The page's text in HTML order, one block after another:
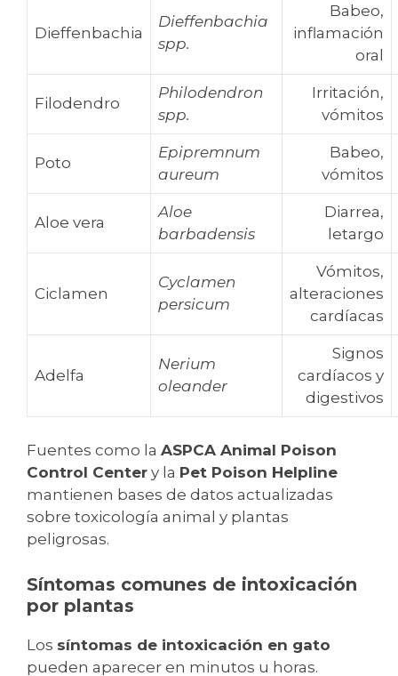
Dieffenbachia
Dieffenbachia
spp.
Babeo,
inflamación
oral
Filodendro
Philodendron
spp.
Irritación,
vómitos
Poto
Epipremnum
aureum
Babeo,
vómitos
Aloe vera
Aloe
barbadensis
Diarrea,
letargo
Ciclamen
Cyclamen
persicum
Vómitos,
alteraciones
cardíacas
Adelfa
Nerium
oleander
Signos
cardíacos y
digestivos
Fuentes como la ASPCA Animal Poison
Control Center y la Pet Poison Helpline
mantienen bases de datos actualizadas
sobre toxicología animal y plantas
peligrosas.
Síntomas comunes de intoxicación
por plantas
Los síntomas de intoxicación en gato
pueden aparecer en minutos u horas.